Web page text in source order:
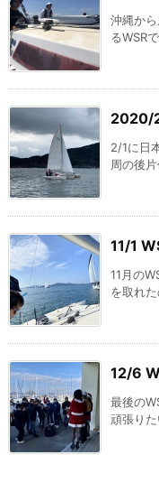
沖縄か
るWSR
2020/
2/1に日
周の後
11/1
11月の
を取れ
12/6
最後の
頑張り